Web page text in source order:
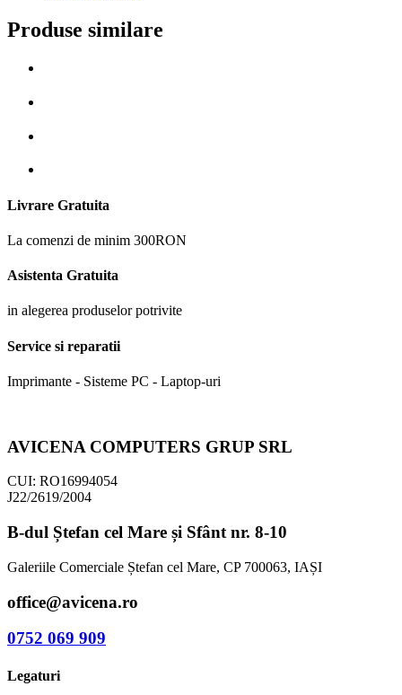
Produse similare
Livrare Gratuita
La comenzi de minim 300RON
Asistenta Gratuita
in alegerea produselor potrivite
Service si reparatii
Imprimante - Sisteme PC - Laptop-uri
AVICENA COMPUTERS GRUP SRL
CUI: RO16994054
J22/2619/2004
B-dul Ștefan cel Mare și Sfânt nr. 8-10
Galeriile Comerciale Ștefan cel Mare, CP 700063, IAȘI
office@avicena.ro
0752 069 909
Legaturi